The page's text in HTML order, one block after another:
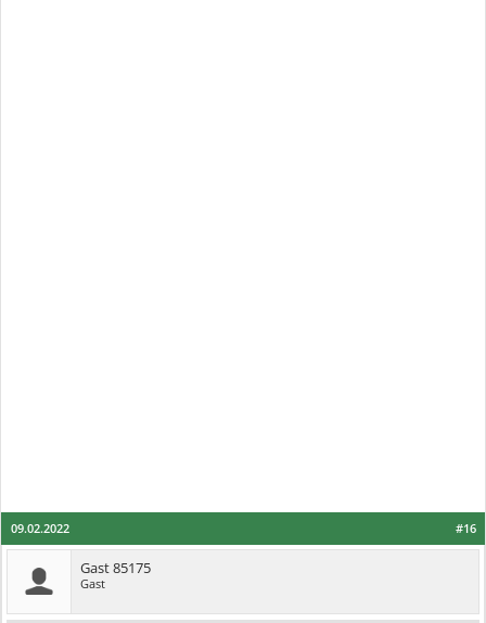
#16
09.02.2022
Gast 85175
Gast